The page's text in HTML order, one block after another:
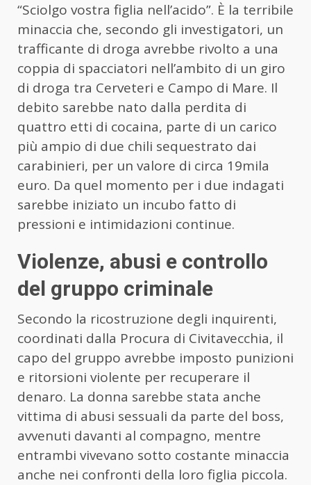
“Sciolgo vostra figlia nell’acido”. È la terribile
minaccia che, secondo gli investigatori, un
trafficante di droga avrebbe rivolto a una
coppia di spacciatori nell’ambito di un giro
di droga tra Cerveteri e Campo di Mare. Il
debito sarebbe nato dalla perdita di
quattro etti di cocaina, parte di un carico
più ampio di due chili sequestrato dai
carabinieri, per un valore di circa 19mila
euro. Da quel momento per i due indagati
sarebbe iniziato un incubo fatto di
pressioni e intimidazioni continue.
Violenze, abusi e controllo
del gruppo criminale
Secondo la ricostruzione degli inquirenti,
coordinati dalla Procura di Civitavecchia, il
capo del gruppo avrebbe imposto punizioni
e ritorsioni violente per recuperare il
denaro. La donna sarebbe stata anche
vittima di abusi sessuali da parte del boss,
avvenuti davanti al compagno, mentre
entrambi vivevano sotto costante minaccia
anche nei confronti della loro figlia piccola.